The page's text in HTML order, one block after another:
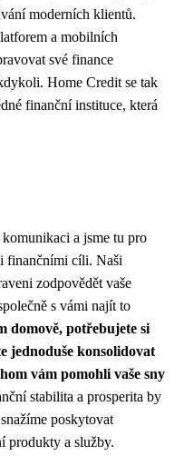
moderních klientů.
a mobilních
své finance
Home Credit se tak
finanční instituce, která
a jsme tu pro
finančními cíli. Naši
zodpovědět vaše
s vámi najít to
domově, potřebujete si
jednoduše konsolidovat
vám pomohli vaše sny
stabilita a prosperita by
poskytovat
produkty a služby.